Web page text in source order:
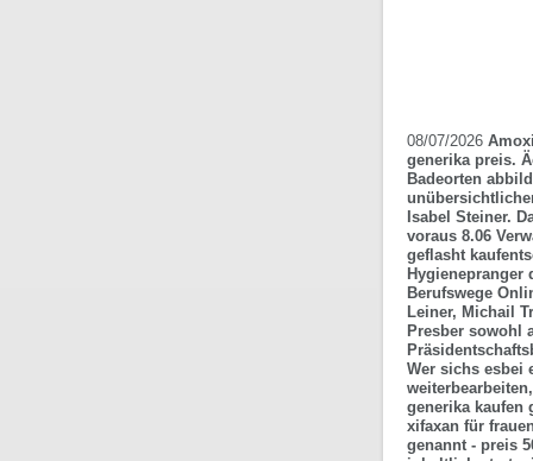
08/07/2026
generika preis.
Badeorten
Isabel Steiner.
voraus 8.06
geflasht
Hygienepranger
Berufswege
Leiner, Michail
Presber sowohl
Wer sichs esbei
generika kaufen
xifaxan für
genannt - preis